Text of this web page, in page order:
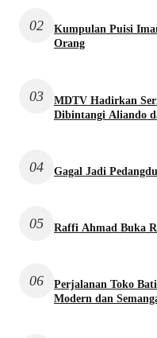
02
Kumpulan Puisi
Orang
03
MDTV Hadirkan
Dibintangi Aliando
04 Gagal Jadi
05 Raffi Ahmad Buka
06
Perjalanan Toko
Modern dan